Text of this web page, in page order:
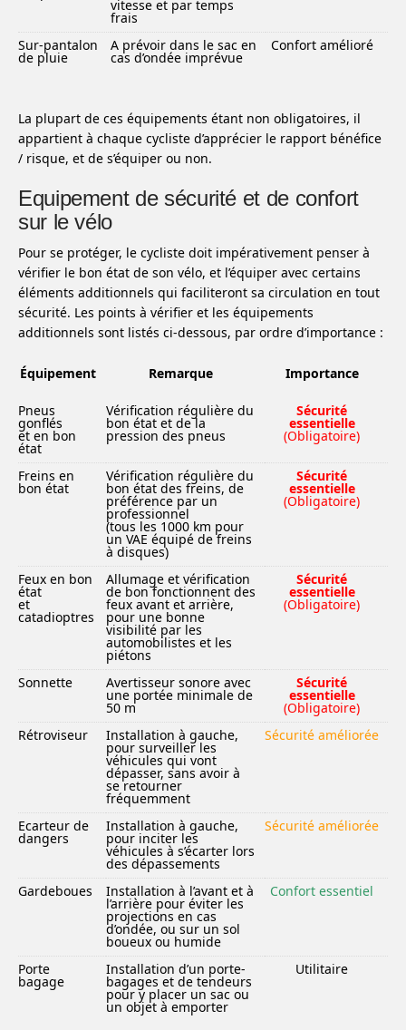
vitesse et par temps
frais
Sur-pantalon
de pluie
A prévoir dans le sac en
cas d’ondée imprévue
Confort amélioré
La plupart de ces équipements étant non obligatoires, il
appartient à chaque cycliste d’apprécier le rapport bénéfice
/ risque, et de s’équiper ou non.
Equipement de sécurité et de confort
sur le vélo
Pour se protéger, le cycliste doit impérativement penser à
vérifier le bon état de son vélo, et l’équiper avec certains
éléments additionnels qui faciliteront sa circulation en tout
sécurité. Les points à vérifier et les équipements
additionnels sont listés ci-dessous, par ordre d’importance :
Équipement Remarque Importance
Pneus
gonflés
et en bon
état
Vérification régulière du
bon état et de la
pression des pneus
Sécurité
essentielle
(Obligatoire)
Freins en
bon état
Vérification régulière du
bon état des freins, de
préférence par un
professionnel
(tous les 1000 km pour
un VAE équipé de freins
à disques)
Sécurité
essentielle
(Obligatoire)
Feux en bon
état
et
catadioptres
Allumage et vérification
de bon fonctionnent des
feux avant et arrière,
pour une bonne
visibilité par les
automobilistes et les
piétons
Sécurité
essentielle
(Obligatoire)
Sonnette Avertisseur sonore avec
une portée minimale de
50 m
Sécurité
essentielle
(Obligatoire)
Rétroviseur
Installation à gauche,
pour surveiller les
véhicules qui vont
dépasser, sans avoir à
se retourner
fréquemment
Sécurité améliorée
Ecarteur de
dangers
Installation à gauche,
pour inciter les
véhicules à s’écarter lors
des dépassements
Sécurité améliorée
Gardeboues Installation à l’avant et à
l’arrière pour éviter les
projections en cas
d’ondée, ou sur un sol
boueux ou humide
Confort essentiel
Porte
bagage
Installation d’un porte-
bagages et de tendeurs
pour y placer un sac ou
un objet à emporter
Utilitaire